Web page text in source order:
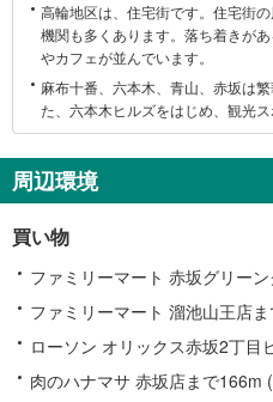
す
る
報
高輪地区は、住宅街です。住宅街
機関も多くあります。落ち着きが
やカフェが並んでいます。
麻布十番、六本木、青山、赤坂は
た、六本木ヒルズをはじめ、観光ス
周辺環境
買い物
ファミリーマート 赤坂グリー
ファミリーマート 溜池山王店
ローソン オリックス赤坂2丁目
肉のハナマサ 赤坂店まで166m